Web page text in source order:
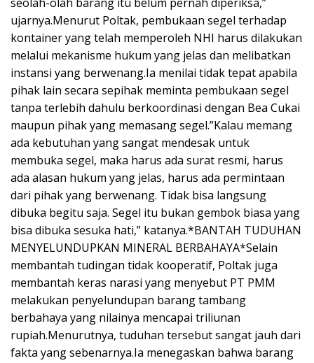
ujarnya.Menurut Poltak, pembukaan segel terhadap
kontainer yang telah memperoleh NHI harus dilakukan
melalui mekanisme hukum yang jelas dan melibatkan
instansi yang berwenang.Ia menilai tidak tepat apabila
pihak lain secara sepihak meminta pembukaan segel
tanpa terlebih dahulu berkoordinasi dengan Bea Cukai
maupun pihak yang memasang segel.”Kalau memang
ada kebutuhan yang sangat mendesak untuk
membuka segel, maka harus ada surat resmi, harus
ada alasan hukum yang jelas, harus ada permintaan
dari pihak yang berwenang. Tidak bisa langsung
dibuka begitu saja. Segel itu bukan gembok biasa yang
bisa dibuka sesuka hati,” katanya.*BANTAH TUDUHAN
MENYELUNDUPKAN MINERAL BERBAHAYA*Selain
membantah tudingan tidak kooperatif, Poltak juga
membantah keras narasi yang menyebut PT PMM
melakukan penyelundupan barang tambang
berbahaya yang nilainya mencapai triliunan
rupiah.Menurutnya, tuduhan tersebut sangat jauh dari
fakta yang sebenarnya.Ia menegaskan bahwa barang